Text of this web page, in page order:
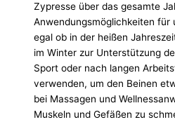
Zypresse über das gesamte
Anwendungsmöglichkeiten für
egal ob in der heißen
im Winter zur Unterstützung
Sport oder nach langen
verwenden, um den Beinen
bei Massagen und
Muskeln und Gefäßen zu